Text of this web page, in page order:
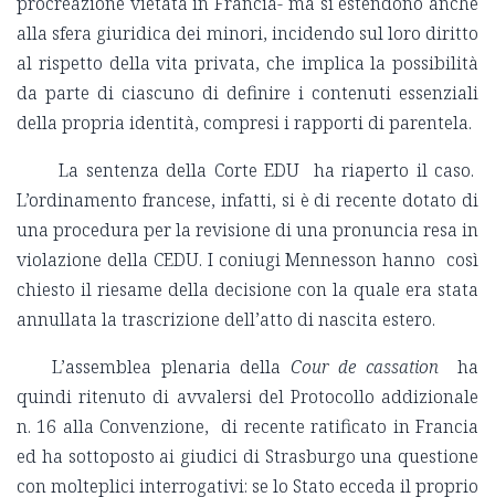
alla sfera giuridica dei minori, incidendo sul loro diritto
al rispetto della vita privata, che implica la possibilità
da parte di ciascuno di definire i contenuti essenziali
della propria identità, compresi i rapporti di parentela.
La sentenza della Corte EDU ha riaperto il caso.
L’ordinamento francese, infatti, si è di recente dotato di
una procedura per la revisione di una pronuncia resa in
violazione della CEDU. I coniugi Mennesson hanno così
chiesto il riesame della decisione con la quale era stata
annullata la trascrizione dell’atto di nascita estero.
L’assemblea plenaria della Cour de cassationha
quindi ritenuto di avvalersi del Protocollo addizionale
n. 16 alla Convenzione, di recente ratificato in Francia
ed ha sottoposto ai giudici di Strasburgo una questione
con molteplici interrogativi: se lo Stato ecceda il proprio